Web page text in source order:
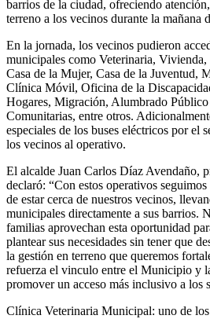
barrios de la ciudad, ofreciendo
terreno a los vecinos durante la mañana
En la jornada, los vecinos pudieron
municipales como Veterinaria,
Casa de la Mujer, Casa de la Juventud,
Clínica Móvil, Oficina de la
Hogares, Migración, Alumbrado
Comunitarias, entre otros.
especiales de los buses eléctricos por el
los vecinos al operativo.
El alcalde Juan Carlos Díaz Avendaño,
declaró: “Con estos operativos
de estar cerca de nuestros vecinos,
municipales directamente a sus barrios.
familias aprovechan esta oportunidad
plantear sus necesidades sin tener que
la gestión en terreno que queremos
refuerza el vinculo entre el Municipio y
promover un acceso más inclusivo a los
Clínica Veterinaria Municipal: uno de